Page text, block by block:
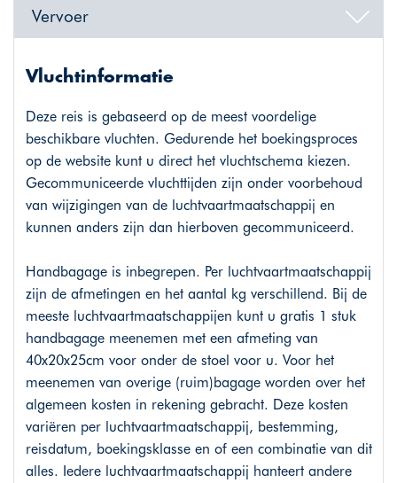
Vervoer
Vluchtinformatie
Deze reis is gebaseerd op de meest voordelige
beschikbare vluchten. Gedurende het boekingsproces
op de website kunt u direct het vluchtschema kiezen.
Gecommuniceerde vluchttijden zijn onder voorbehoud
van wijzigingen van de luchtvaartmaatschappij en
kunnen anders zijn dan hierboven gecommuniceerd.
Handbagage is inbegrepen. Per luchtvaartmaatschappij
zijn de afmetingen en het aantal kg verschillend. Bij de
meeste luchtvaartmaatschappijen kunt u gratis 1 stuk
handbagage meenemen met een afmeting van
40x20x25cm voor onder de stoel voor u. Voor het
meenemen van overige (ruim)bagage worden over het
algemeen kosten in rekening gebracht. Deze kosten
variëren per luchtvaartmaatschappij, bestemming,
reisdatum, boekingsklasse en of een combinatie van dit
alles. Iedere luchtvaartmaatschappij hanteert andere